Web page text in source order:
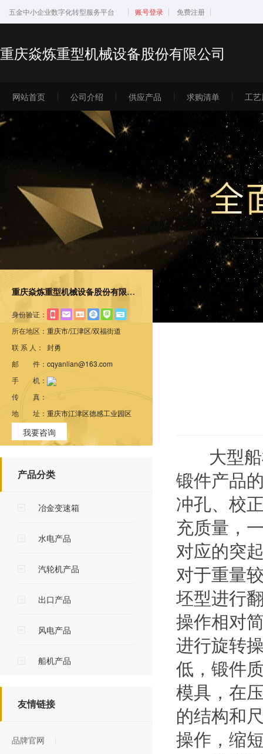
五金中小企业数字化转型服务平台 账号登录 免费注册
重庆焱炼重型机械设备股份有限公司
网站首页 公司介绍 供应产品 求购清单 工
重庆焱炼重型机械设备股份有限公司
身份验证：
所在地区： 重庆市/江津区/双福街道
联 系 人：
封勇
邮 件： cqyanlian@163.com
手 机：
传 真：
地 址： 重庆市江津区德感工业园区
我要咨询
产品分类
冶金变速箱
水电产品
汽轮机产品
出口产品
风电产品
船机产品
友情链接
品牌官网
大型船
锻件产品
冲孔、校
充质量，
对应的突
对于重量
坯型进行
操作相对
进行旋转
低，锻件
模具，在
的结构和
操作，缩